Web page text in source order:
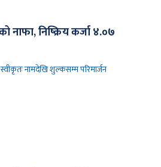
नाफा, निष्क्रिय कर्जा ४.०७